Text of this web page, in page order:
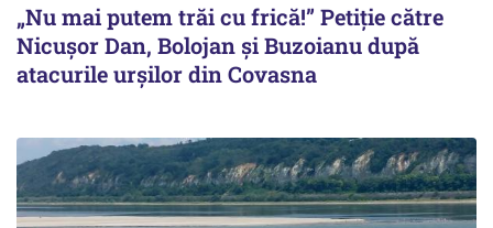
„Nu mai putem trăi cu frică!” Petiție către
Nicușor Dan, Bolojan și Buzoianu după
atacurile urșilor din Covasna